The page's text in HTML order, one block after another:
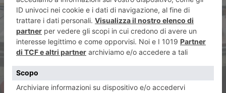
ARTICOLO PRECEDENTE
Ecoisole San Secondo /
Crocetta accessibili solo con
tessera